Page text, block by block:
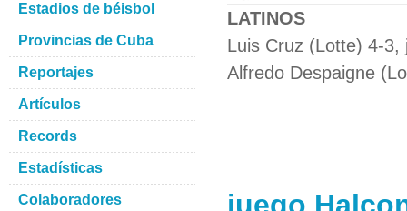
LATINOS
Luis Cruz (Lotte) 4-3,
Alfredo Despaigne
Estadios de béisbol
Provincias de Cuba
Reportajes
Artículos
Records
Estadísticas
Colaboradores